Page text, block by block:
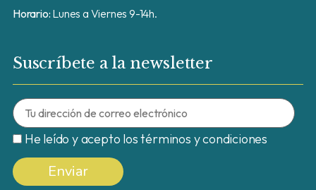
Horario: Lunes a Viernes 9-14h.
Suscríbete a la newsletter
He leído y acepto los términos y condiciones